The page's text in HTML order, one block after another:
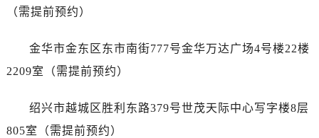
（需提前预约）
金华市金东区东市南街777号金华万达广场4号楼22楼
2209室（需提前预约）
绍兴市越城区胜利东路379号世茂天际中心写字楼8层
805室（需提前预约）